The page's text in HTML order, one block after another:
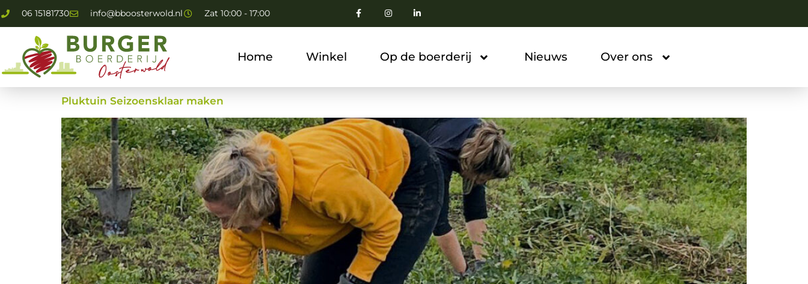
06 15181730 info@bboosterwold.nl Zat 10:00 - 17:00
Home Winkel Op de boerderij Nieuws Over ons
Pluktuin Seizoensklaar maken